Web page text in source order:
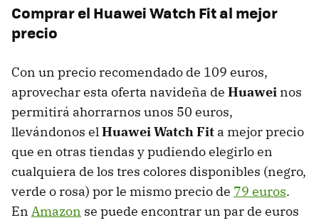
Comprar el Huawei Watch Fit al mejor
precio
Con un precio recomendado de 109 euros,
aprovechar esta oferta navideña de Huawei nos
permitirá ahorrarnos unos 50 euros,
llevándonos elHuawei Watch Fit a mejor precio
que en otras tiendas y pudiendo elegirlo en
cualquiera de los tres colores disponibles (negro,
verde o rosa) por le mismo precio de 79 euros.
En Amazon se puede encontrar un par de euros